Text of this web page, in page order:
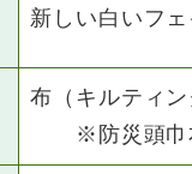
新しい白いフ
布（キルティ
※防災頭巾本